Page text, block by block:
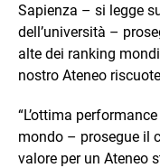
Sapienza – si legge
dell’università –
alte dei ranking
nostro Ateneo
“L’ottima
mondo – prosegue il
valore per un Ateneo